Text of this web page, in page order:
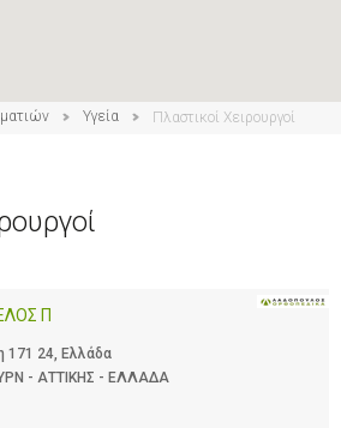
Υγεία Πλαστικοί Χειρουργοί
Π
171 24, Ελλάδα
- ΑΤΤΙΚΗΣ - ΕΛΛΑΔΑ